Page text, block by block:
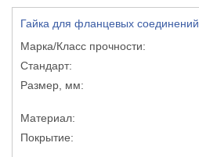
Гайка для фланцевых соединений